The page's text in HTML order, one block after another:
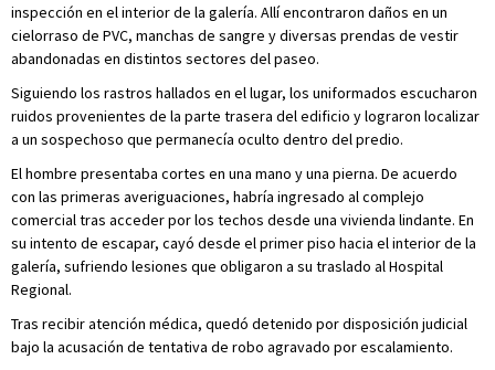
inspección en el interior de la galería. Allí encontraron daños en un
cielorraso de PVC, manchas de sangre y diversas prendas de vestir
abandonadas en distintos sectores del paseo.
Siguiendo los rastros hallados en el lugar, los uniformados escucharon
ruidos provenientes de la parte trasera del edificio y lograron localizar
a un sospechoso que permanecía oculto dentro del predio.
El hombre presentaba cortes en una mano y una pierna. De acuerdo
con las primeras averiguaciones, habría ingresado al complejo
comercial tras acceder por los techos desde una vivienda lindante. En
su intento de escapar, cayó desde el primer piso hacia el interior de la
galería, sufriendo lesiones que obligaron a su traslado al Hospital
Regional.
Tras recibir atención médica, quedó detenido por disposición judicial
bajo la acusación de tentativa de robo agravado por escalamiento.